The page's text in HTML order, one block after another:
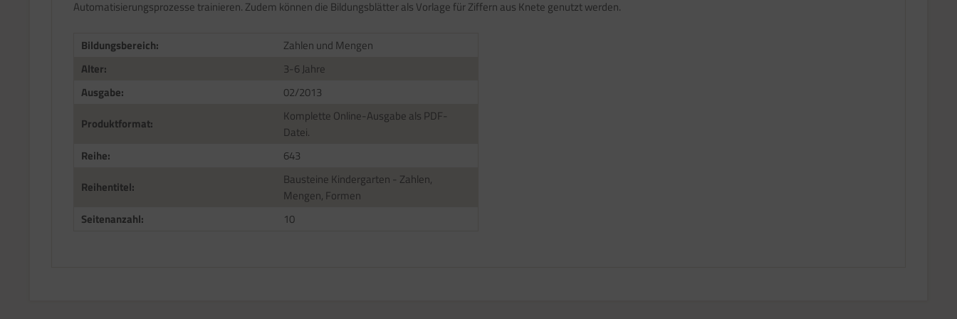
Automatisierungsprozesse trainieren. Zudem können die Bildungsblätter als Vorlage für Ziffern aus Knete genutzt werden.
Bildungsbereich:
Zahlen und Mengen
Alter:
3-6 Jahre
Ausgabe:
02/2013
Produktformat:
Komplette Online-Ausgabe als PDF-
Datei.
Reihe:
643
Reihentitel:
Bausteine Kindergarten - Zahlen,
Mengen, Formen
Seitenanzahl:
10